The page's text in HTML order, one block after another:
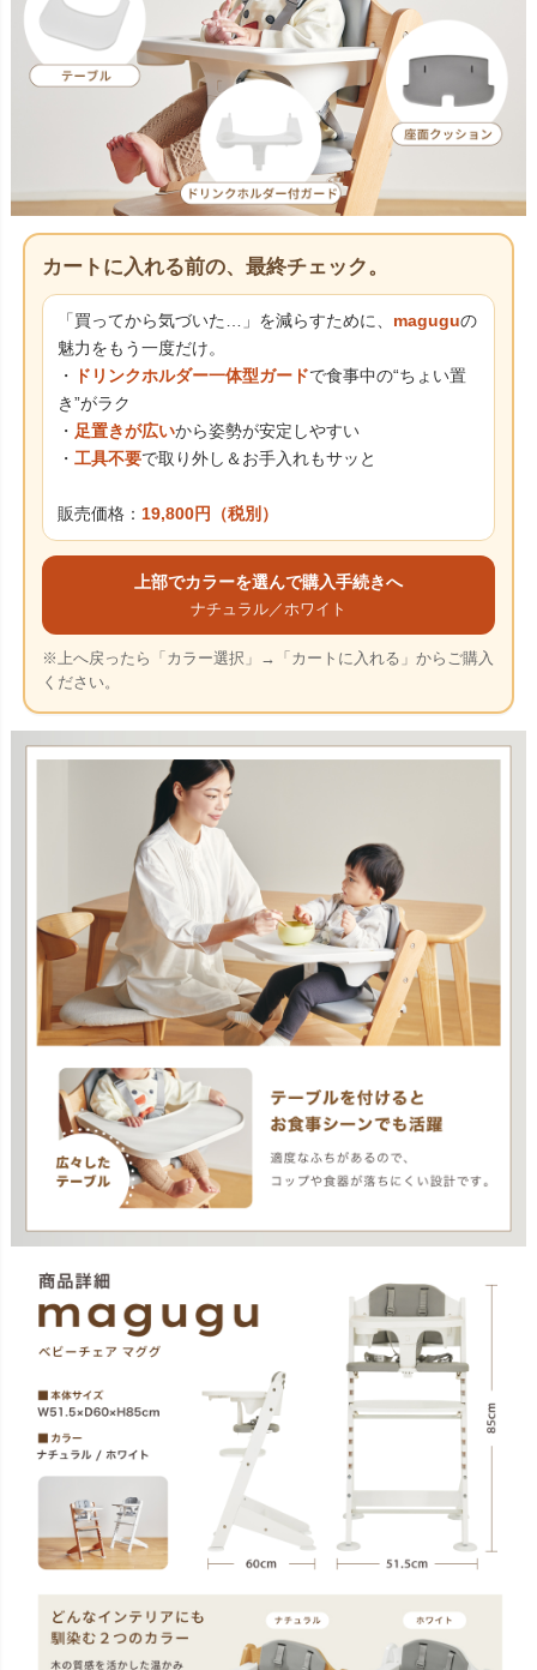
カートに入れる前の、最終チェック。
「買ってから気づいた…」を減らすために、 maguguの
魅力をもう一度だけ。
・
ドリンクホルダー一体型ガードで食事中の“ちょい置
き”がラク
・ 足置きが広いから姿勢が安定しやすい
・ 工具不要で取り外し＆お手入れもサッと
販売価格： 19,800円（税別）
上部でカラーを選んで購入手続きへ
ナチュラル／ホワイト
※上へ戻ったら「カラー選択」→「カートに入れる」からご購入
ください。